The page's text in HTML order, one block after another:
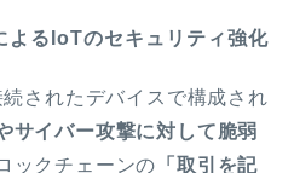
よるIoTのセキュリティ強化
されたデバイスで構成され
サイバー攻撃に対して脆弱
ックチェーンの 「取引を記